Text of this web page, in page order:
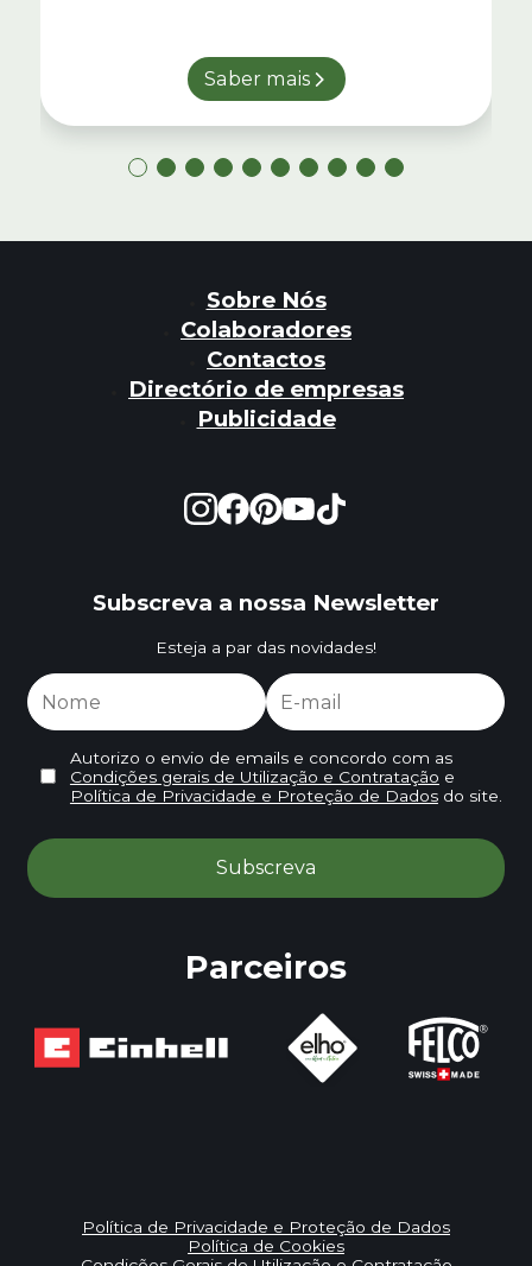
Saber mais
Sobre Nós
Colaboradores
Contactos
Directório de empresas
Publicidade
Subscreva a nossa Newsletter
Esteja a par das novidades!
Autorizo o envio de emails e concordo com as
Condições gerais de Utilização e Contratação e
Política de Privacidade e Proteção de Dadosdo site.
Parceiros
Política de Privacidade e Proteção de Dados
Política de Cookies